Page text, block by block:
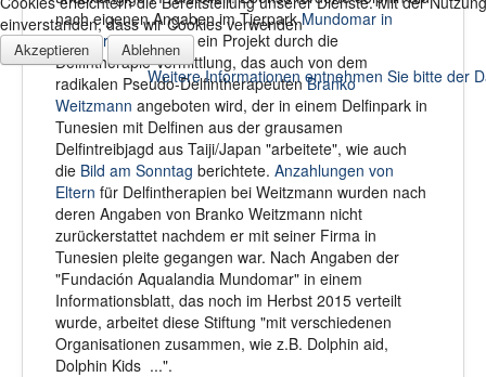
nach eigenen Angaben im TierparkMundomar in
Benidorm(Spanien) ein Projekt durch die
Delfintherapie-Vermittlung, das auch von dem
radikalen Pseudo-DelfintherapeutenBranko
Weitzmann angeboten wird, der in einem Delfinpark in
Tunesien mit Delfinen aus der grausamen
Delfintreibjagd aus Taiji/Japan "arbeitete", wie auch
die Bild am Sonntag berichtete. Anzahlungen von
Eltern für Delfintherapien bei Weitzmann wurden nach
deren Angaben von Branko Weitzmann nicht
zurückerstattet nachdem er mit seiner Firma in
Tunesien pleite gegangen war. Nach Angaben der
"Fundación Aqualandia Mundomar" in einem
Informationsblatt, das noch im Herbst 2015 verteilt
wurde, arbeitet diese Stiftung "mit verschiedenen
Organisationen zusammen, wie z.B. Dolphin aid,
Dolphin Kids ...".
einverstanden, dass wir Cookies verwenden
Akzeptieren Ablehnen
Weitere Informationen entnehmen Sie bitte der